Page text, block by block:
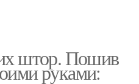
штор. Пошив
руками: